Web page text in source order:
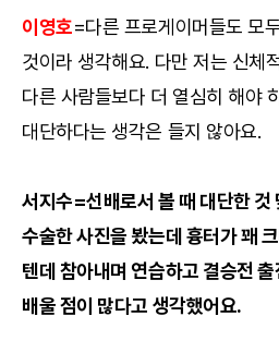
이영호=다른 프로게이머들도 모
것이라 생각해요. 다만 저는 신체
다른 사람들보다 더 열심히 해야
대단하다는 생각은 들지 않아요.
서지수=선배로서 볼 때 대단한 것
수술한 사진을 봤는데 흉터가 꽤
텐데 참아내며 연습하고 결승전
배울 점이 많다고 생각했어요.